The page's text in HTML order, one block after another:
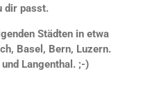
dir passt.
Städten in etwa
Basel, Bern, Luzern.
Langenthal. ;-)